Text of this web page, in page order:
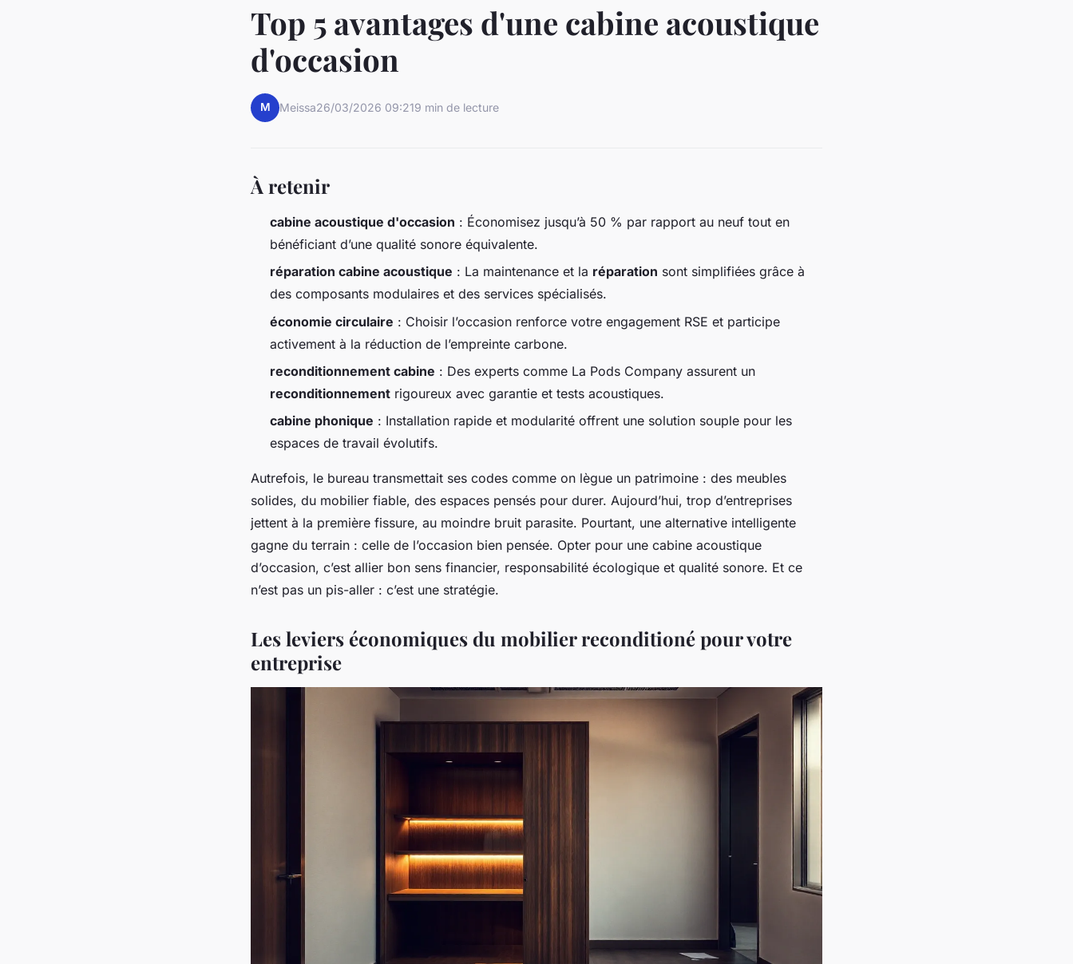
Top 5 avantages d'une cabine acoustique
d'occasion
M Meissa26/03/2026 09:219 min de lecture
À retenir
cabine acoustique d'occasion : Économisez jusqu’à 50 % par rapport au neuf tout en
bénéficiant d’une qualité sonore équivalente.
réparation cabine acoustique : La maintenance et la réparation sont simplifiées grâce à
des composants modulaires et des services spécialisés.
économie circulaire : Choisir l’occasion renforce votre engagement RSE et participe
activement à la réduction de l’empreinte carbone.
reconditionnement cabine : Des experts comme La Pods Company assurent un
reconditionnement rigoureux avec garantie et tests acoustiques.
cabine phonique : Installation rapide et modularité offrent une solution souple pour les
espaces de travail évolutifs.
Autrefois, le bureau transmettait ses codes comme on lègue un patrimoine : des meubles
solides, du mobilier fiable, des espaces pensés pour durer. Aujourd’hui, trop d’entreprises
jettent à la première fissure, au moindre bruit parasite. Pourtant, une alternative intelligente
gagne du terrain : celle de l’occasion bien pensée. Opter pour une cabine acoustique
d’occasion, c’est allier bon sens financier, responsabilité écologique et qualité sonore. Et ce
n’est pas un pis-aller : c’est une stratégie.
Les leviers économiques du mobilier reconditioné pour votre
entreprise